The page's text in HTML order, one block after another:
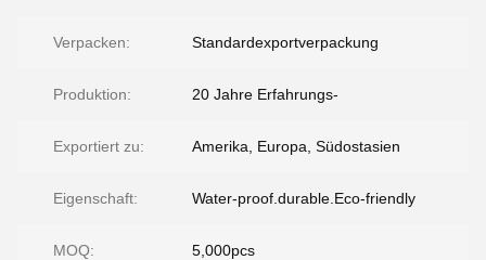
Verpacken: Standardexportverpackung
Produktion: 20 Jahre Erfahrungs-
Exportiert zu: Amerika, Europa, Südostasien
Eigenschaft: Water-proof.durable.Eco-friendly
MOQ: 5,000pcs